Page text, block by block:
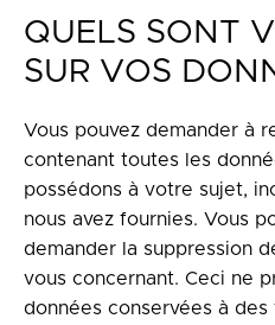
QUELS SONT
SUR VOS
Vous pouvez demander à
contenant toutes les
possédons à votre sujet,
nous avez fournies. Vous
demander la suppression
vous concernant. Ceci ne
données conservées à des